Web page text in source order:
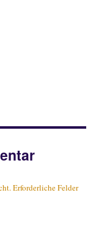
Erforderliche Felder